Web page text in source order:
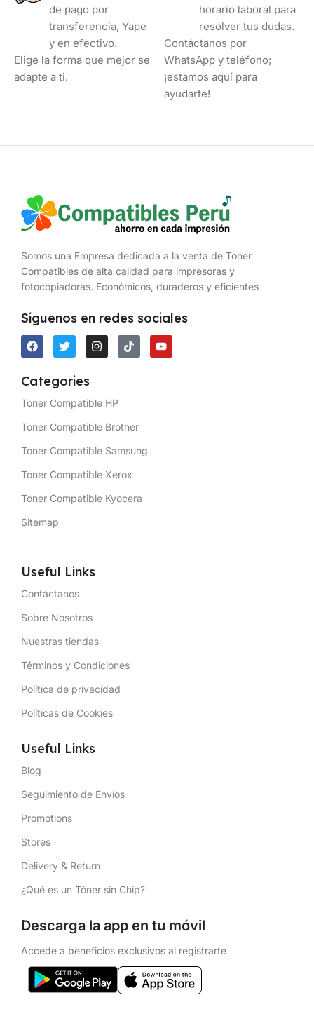
de pago por
transferencia, Yape
y en efectivo.
Elige la forma que mejor se
adapte a ti.
horario laboral para
resolver tus dudas.
Contáctanos por
WhatsApp y teléfono;
¡estamos aquí para
ayudarte!
Somos una Empresa dedicada a la venta de Toner
Compatibles de alta calidad para impresoras y
fotocopiadoras. Económicos, duraderos y eficientes
Síguenos en redes sociales
Categories
Toner Compatible HP
Toner Compatible Brother
Toner Compatible Samsung
Toner Compatible Xerox
Toner Compatible Kyocera
Sitemap
Useful Links
Contáctanos
Sobre Nosotros
Nuestras tiendas
Términos y Condiciones
Política de privacidad
Políticas de Cookies
Useful Links
Blog
Seguimiento de Envíos
Promotions
Stores
Delivery & Return
¿Qué es un Tóner sin Chip?
Descarga la app en tu móvil
Accede a beneficios exclusivos al registrarte